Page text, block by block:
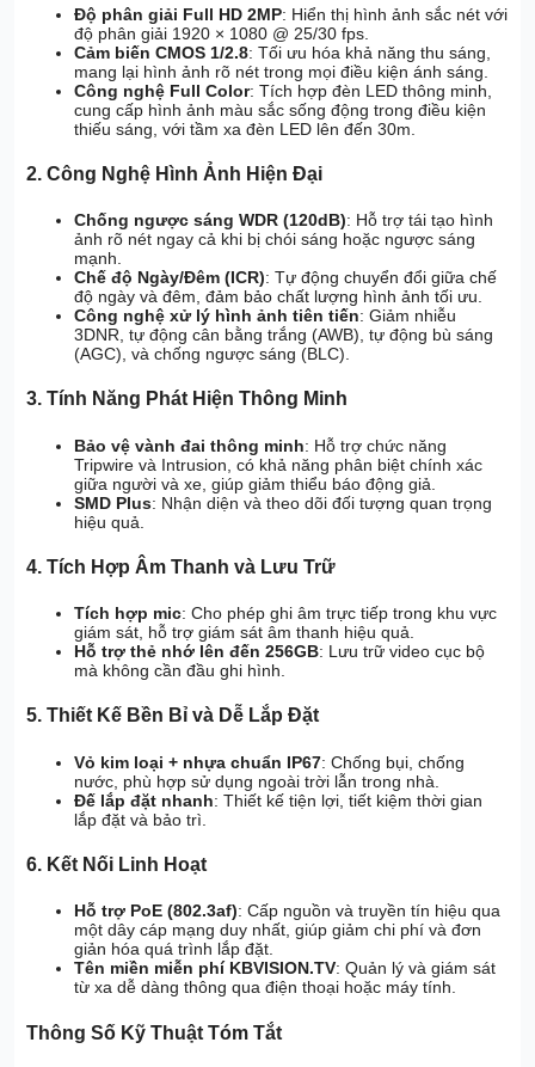
Độ phân giải Full HD 2MP: Hiển thị hình ảnh sắc nét với
độ phân giải 1920 × 1080 @ 25/30 fps.
Cảm biến CMOS 1/2.8: Tối ưu hóa khả năng thu sáng,
mang lại hình ảnh rõ nét trong mọi điều kiện ánh sáng.
Công nghệ Full Color: Tích hợp đèn LED thông minh,
cung cấp hình ảnh màu sắc sống động trong điều kiện
thiếu sáng, với tầm xa đèn LED lên đến 30m.
2. Công Nghệ Hình Ảnh Hiện Đại
Chống ngược sáng WDR (120dB): Hỗ trợ tái tạo hình
ảnh rõ nét ngay cả khi bị chói sáng hoặc ngược sáng
mạnh.
Chế độ Ngày/Đêm (ICR): Tự động chuyển đổi giữa chế
độ ngày và đêm, đảm bảo chất lượng hình ảnh tối ưu.
Công nghệ xử lý hình ảnh tiên tiến: Giảm nhiễu
3DNR, tự động cân bằng trắng (AWB), tự động bù sáng
(AGC), và chống ngược sáng (BLC).
3. Tính Năng Phát Hiện Thông Minh
Bảo vệ vành đai thông minh: Hỗ trợ chức năng
Tripwire và Intrusion, có khả năng phân biệt chính xác
giữa người và xe, giúp giảm thiểu báo động giả.
SMD Plus: Nhận diện và theo dõi đối tượng quan trọng
hiệu quả.
4. Tích Hợp Âm Thanh và Lưu Trữ
Tích hợp mic: Cho phép ghi âm trực tiếp trong khu vực
giám sát, hỗ trợ giám sát âm thanh hiệu quả.
Hỗ trợ thẻ nhớ lên đến 256GB: Lưu trữ video cục bộ
mà không cần đầu ghi hình.
5. Thiết Kế Bền Bỉ và Dễ Lắp Đặt
Vỏ kim loại + nhựa chuẩn IP67: Chống bụi, chống
nước, phù hợp sử dụng ngoài trời lẫn trong nhà.
Đế lắp đặt nhanh: Thiết kế tiện lợi, tiết kiệm thời gian
lắp đặt và bảo trì.
6. Kết Nối Linh Hoạt
Hỗ trợ PoE (802.3af): Cấp nguồn và truyền tín hiệu qua
một dây cáp mạng duy nhất, giúp giảm chi phí và đơn
giản hóa quá trình lắp đặt.
Tên miền miễn phí KBVISION.TV: Quản lý và giám sát
từ xa dễ dàng thông qua điện thoại hoặc máy tính.
Thông Số Kỹ Thuật Tóm Tắt